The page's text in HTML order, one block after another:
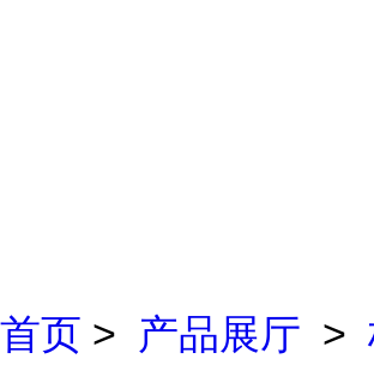
首页 > 产品展厅 >